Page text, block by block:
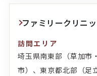
ファミリークリニ
訪問エリア
埼玉県南東部（草加市
市）、東京都北部（足